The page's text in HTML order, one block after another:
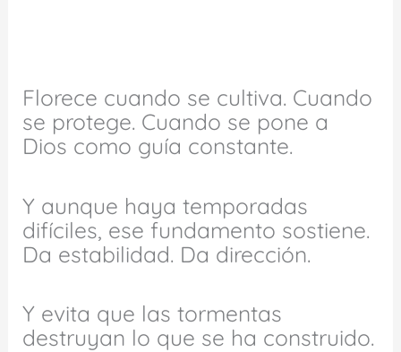
Florece cuando se cultiva. Cuando
se protege. Cuando se pone a
Dios como guía constante.
Y aunque haya temporadas
difíciles, ese fundamento sostiene.
Da estabilidad. Da dirección.
Y evita que las tormentas
destruyan lo que se ha construido.